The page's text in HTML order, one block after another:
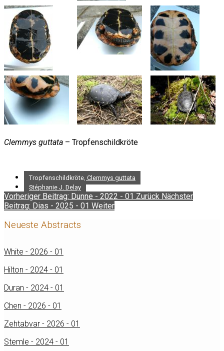
Clemmys guttata – Tropfenschildkröte
Tropfenschildkröte, Clemmys guttata
Stéphanie J. Delay
Vorheriger Beitrag: Dunne - 2022 - 01 Zurück Nächster
Beitrag: Dias - 2025 - 01 Weiter
Neueste Abstracts
White - 2026 - 01
Hilton - 2024 - 01
Duran - 2024 - 01
Chen - 2026 - 01
Zehtabvar - 2026 - 01
Stemle - 2024 - 01